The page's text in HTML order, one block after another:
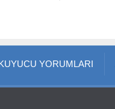
YORUMLARI